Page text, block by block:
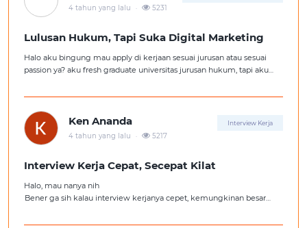
4 tahun yang lalu 5231
Lulusan Hukum, Tapi Suka Digital Marketing
Halo aku bingung mau apply di kerjaan sesuai jurusan atau sesuai
passion ya? aku fresh graduate universitas jurusan hukum, tapi aku
aku ambil kerjaan sesuai jurusan.
Ken Ananda Interview Kerja
4 tahun yang lalu 5217
Interview Kerja Cepat, Secepat Kilat
Halo, mau nanya nih
Bener ga sih kalau interview kerjanya cepet, kemungkinan besar
Tolong pencerahannya dong kakak-kakak semua, soalnya aku fresh